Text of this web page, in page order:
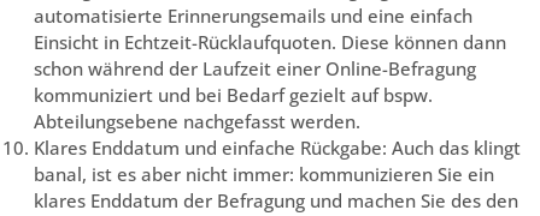
automatisierte Erinnerungsemails und eine einfach
Einsicht in Echtzeit-Rücklaufquoten. Diese können dann
schon während der Laufzeit einer Online-Befragung
kommuniziert und bei Bedarf gezielt auf bspw.
Abteilungsebene nachgefasst werden.
Klares Enddatum und einfache Rückgabe: Auch das klingt
banal, ist es aber nicht immer: kommunizieren Sie ein
klares Enddatum der Befragung und machen Sie des den